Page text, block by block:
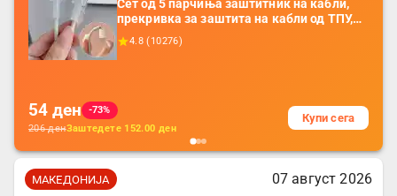
Сет од 5 парчиња заштитник на кабли,
прекривка за заштита на кабли од ТПУ,
додатоци за заштита на кабли, без
батерија, за мобилни телефони, комплет
4.8 ( 10276)
54 ден
-73%
206денЗаштедете 152.00 ден
Купи сега
МАКЕДОНИЈА
07 август 2026